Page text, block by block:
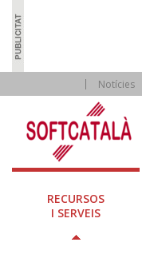
Notícies
RECURSOS
I SERVEIS